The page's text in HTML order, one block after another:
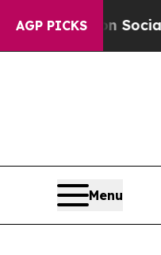
AGP PICKS
on Social Media
Menu